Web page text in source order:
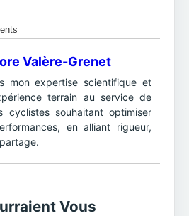
Valère-Grenet
mon expertise scientifique et
terrain au service de
cyclistes souhaitant optimiser
en alliant rigueur,
Vous